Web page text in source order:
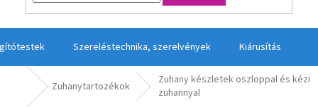
Szereléstechnika, szerelvények Kiárusítás
Zuhanytartozékok
Zuhany készletek oszloppal és kézi
zuhannyal